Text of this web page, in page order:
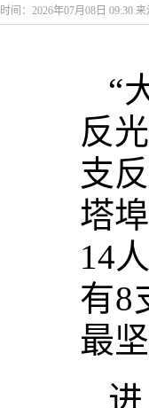
时间：2026年07月08日 09:30
“
反
支
塔
14
有8
最